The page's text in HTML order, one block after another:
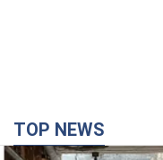
TOP NEWS